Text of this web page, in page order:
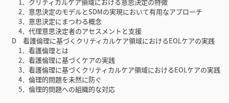
2．意思決定のモデルとSDMの実現において有用なアプローチ
3．意思決定にまつわる概念
4．代理意思決定者のアセスメントと支援
D 看護倫理に基づくクリティカルケア領域におけるEOLケアの実践
1．看護倫理とは
2．看護倫理に基づくケアの実践
3．看護倫理に基づくクリティカルケア領域におけるEOLケアの実践
4．倫理的問題を未然に防ぐ
5．倫理的問題への組織的な対応